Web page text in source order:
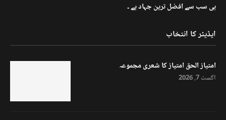
ہی سب سے افضل ترین جہاد ہے ۔
ایڈیٹر کا انتخاب
امتیاز الحق امتیاز کا شعری مجموعہ
اگست 7, 2026